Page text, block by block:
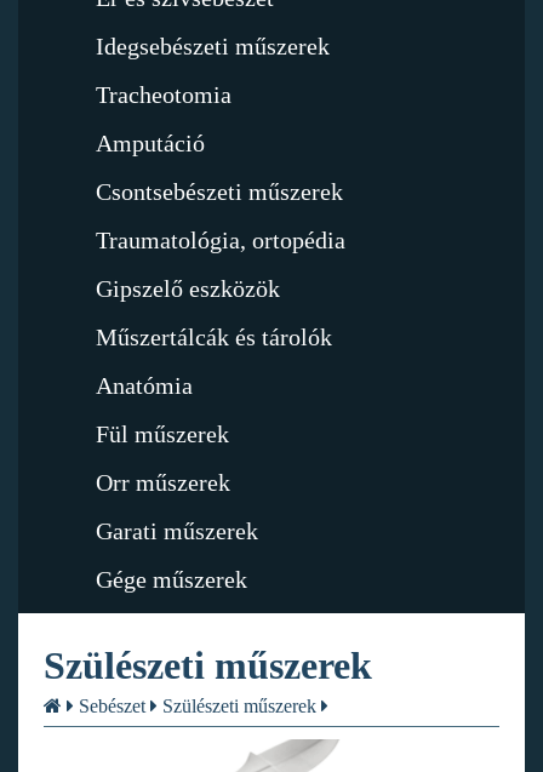
Idegsebészeti műszerek
Tracheotomia
Amputáció
Csontsebészeti műszerek
Traumatológia, ortopédia
Gipszelő eszközök
Műszertálcák és tárolók
Anatómia
Fül műszerek
Orr műszerek
Garati műszerek
Gége műszerek
Szülészeti műszerek
Sebészet Szülészeti műszerek